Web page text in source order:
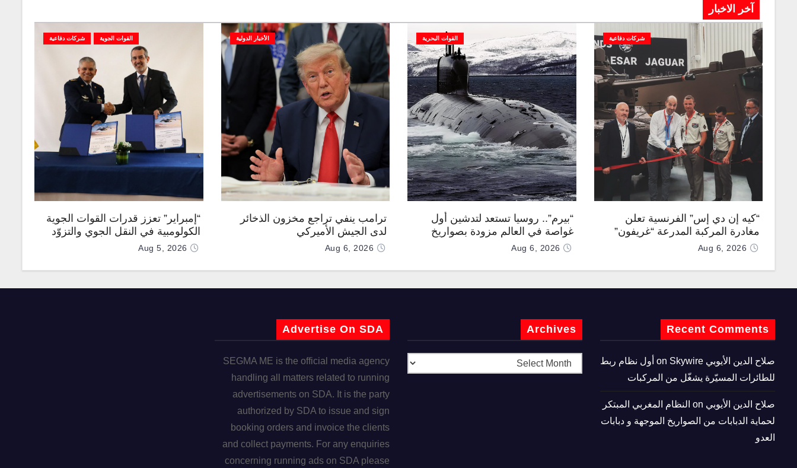
آخر الاخبار
شركات دفاعية
“كيه إن دي إس” الفرنسية تعلن
مغادرة المركبة المدرعة “غريفون”
رقم 1000 لخط الإنتاجAug 6, 2026
القوات البحرية
“بيرم”.. روسيا تستعد لتدشين أول
غواصة في العالم مزودة بصواريخ
كروز فرط صوتية
Aug 6, 2026
الأخبار الدولية
ترامب ينفي تراجع مخزون الذخائر
لدى الجيش الأميركي
Aug 6, 2026
القوات الجوية شركات دفاعية
“إمبراير” تعزز قدرات القوات الجوية
الكولومبية في النقل الجوي والتزوّد
بالوقود جوًا من خلال تزويدها بطائرتي
Aug 5, 2026
Recent Comments
صلاح الدين الأيوبي
Skywire أول نظام ربط
للطائرات المسيّرة يشغّل من المركبات
صلاح الدين الأيوبي
النظام المغربي المبتكر
لحماية الدبابات من الصواريخ الموجهة و دبابات
العدو
Archives
Advertise On SDA
SEGMA ME is the official media agency
handling all matters related to running
advertisements on SDA. It is the party
authorized by SDA to issue and sign
booking orders and invoice the clients
and collect payments. For any enquiries
concerning running ads on SDA please